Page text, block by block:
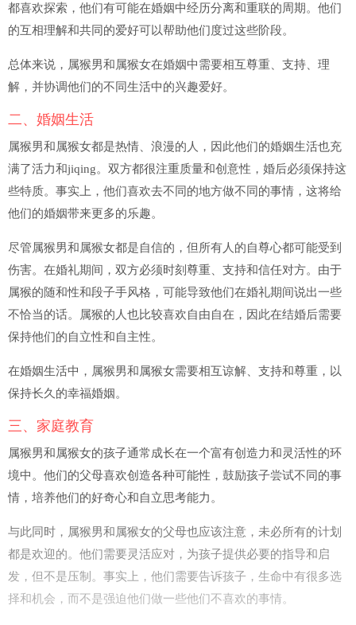
都喜欢探索，他们有可能在婚姻中经历分离和重联的周期。他们
的互相理解和共同的爱好可以帮助他们度过这些阶段。
总体来说，属猴男和属猴女在婚姻中需要相互尊重、支持、理
解，并协调他们的不同生活中的兴趣爱好。
二、婚姻生活
属猴男和属猴女都是热情、浪漫的人，因此他们的婚姻生活也充
满了活力和jiqing。双方都很注重质量和创意性，婚后必须保持这
些特质。事实上，他们喜欢去不同的地方做不同的事情，这将给
他们的婚姻带来更多的乐趣。
尽管属猴男和属猴女都是自信的，但所有人的自尊心都可能受到
伤害。在婚礼期间，双方必须时刻尊重、支持和信任对方。由于
属猴的随和性和段子手风格，可能导致他们在婚礼期间说出一些
不恰当的话。属猴的人也比较喜欢自由自在，因此在结婚后需要
保持他们的自立性和自主性。
在婚姻生活中，属猴男和属猴女需要相互谅解、支持和尊重，以
保持长久的幸福婚姻。
三、家庭教育
属猴男和属猴女的孩子通常成长在一个富有创造力和灵活性的环
境中。他们的父母喜欢创造各种可能性，鼓励孩子尝试不同的事
情，培养他们的好奇心和自立思考能力。
与此同时，属猴男和属猴女的父母也应该注意，未必所有的计划
都是欢迎的。他们需要灵活应对，为孩子提供必要的指导和启
发，但不是压制。事实上，他们需要告诉孩子，生命中有很多选
择和机会，而不是强迫他们做一些他们不喜欢的事情。